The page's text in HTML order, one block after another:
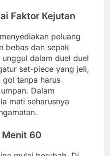
Faktor Kejutan
peluang
bebas dan sepak
dalam duel duel
set-piece yang jeli,
gol tanpa harus
Dalam
mati seharusnya
60